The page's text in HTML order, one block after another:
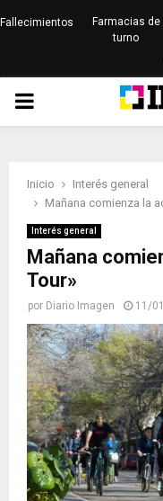
Fallecimientos
Farmacias de
turno
PRIMARY
Inicio
Interés general
Mañana comienza la
Interés general
Mañana
Tour»
por Diario Imagen 11/